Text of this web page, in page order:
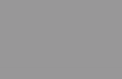
開きます))